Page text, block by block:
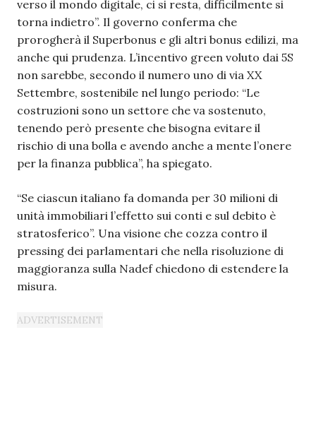
verso il mondo digitale, ci si resta, difficilmente si
torna indietro”. Il governo conferma che
prorogherà il Superbonus e gli altri bonus edilizi, ma
anche qui prudenza. L’incentivo green voluto dai 5S
non sarebbe, secondo il numero uno di via XX
Settembre, sostenibile nel lungo periodo: “Le
costruzioni sono un settore che va sostenuto,
tenendo però presente che bisogna evitare il
rischio di una bolla e avendo anche a mente l’onere
per la finanza pubblica”, ha spiegato.
“Se ciascun italiano fa domanda per 30 milioni di
unità immobiliari l’effetto sui conti e sul debito è
stratosferico”. Una visione che cozza contro il
pressing dei parlamentari che nella risoluzione di
maggioranza sulla Nadef chiedono di estendere la
misura.